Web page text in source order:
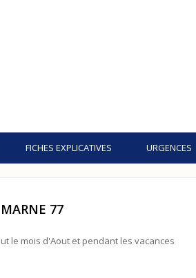
FICHES EXPLICATIVES URGENCES
77
le mois d'Aout et pendant les vacances